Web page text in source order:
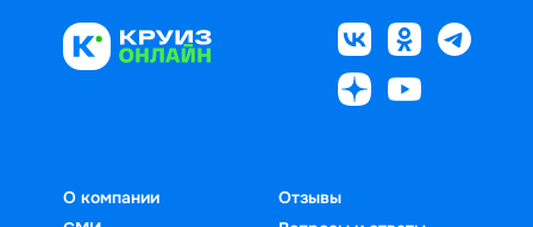
О компании
Отзывы